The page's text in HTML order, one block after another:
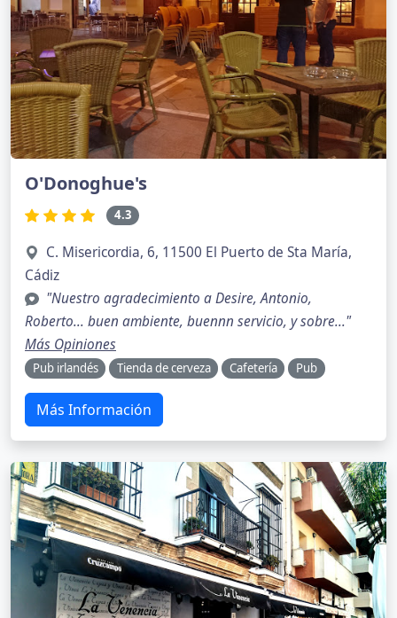
O'Donoghue's
4.3
C. Misericordia, 6, 11500 El Puerto de Sta María,
Cádiz
"Nuestro agradecimiento a Desire, Antonio,
Roberto... buen ambiente, buennn servicio, y sobre..."
Más Opiniones
Pub irlandés Tienda de cerveza Cafetería Pub
Más Información